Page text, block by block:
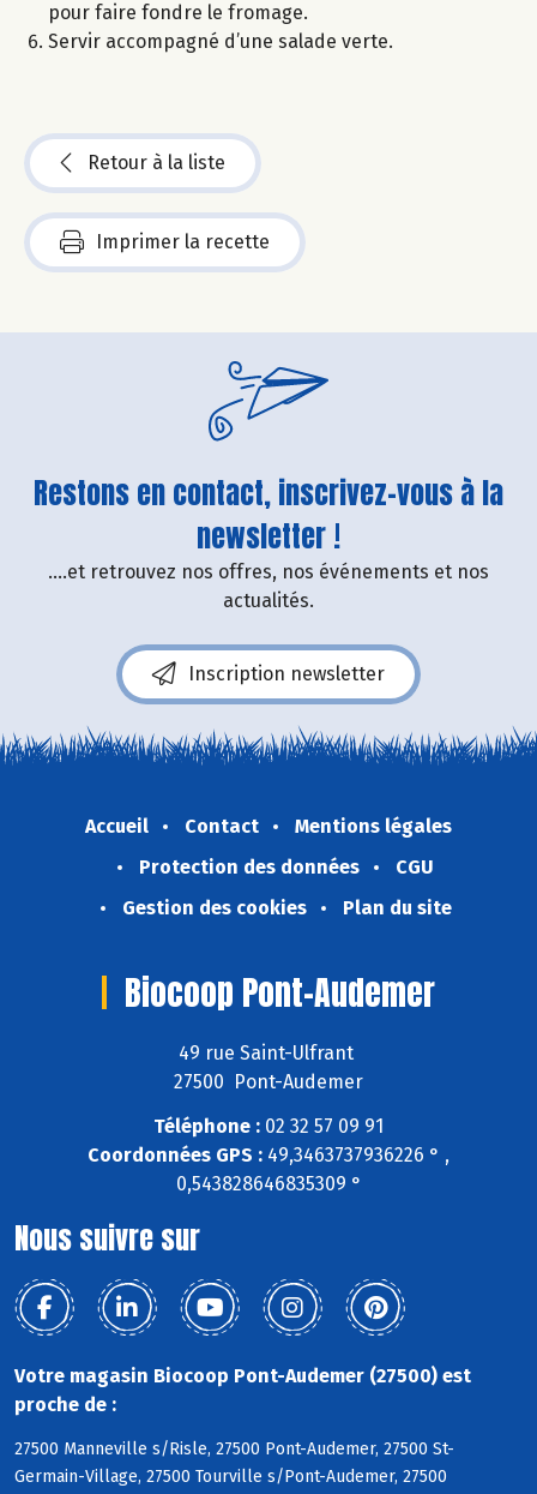
pour faire fondre le fromage.
Servir accompagné d’une salade verte.
Retour à la liste
Imprimer la recette
Restons en contact, inscrivez-vous à la
newsletter !
....et retrouvez nos offres, nos événements et nos
actualités.
Inscription newsletter
Accueil Contact
Mentions légales
Protection des données
CGU
Gestion des cookies
Plan du site
Biocoop Pont-Audemer
49 rue Saint-Ulfrant
27500 Pont-Audemer
Téléphone : 02 32 57 09 91
Coordonnées GPS : 49,3463737936226 ° ,
0,543828646835309 °
Nous suivre sur
Votre magasin Biocoop Pont-Audemer (27500) est
proche de :
27500 Manneville s/Risle, 27500 Pont-Audemer, 27500 St-
Germain-Village, 27500 Tourville s/Pont-Audemer, 27500